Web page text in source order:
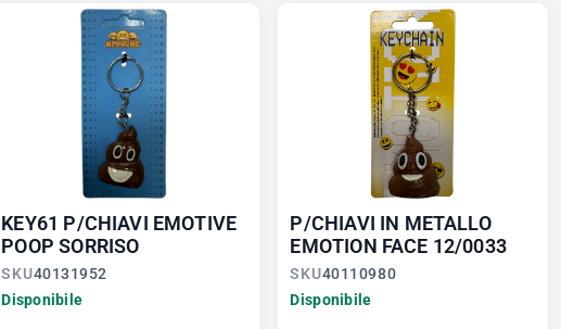
KEY61 P/CHIAVI EMOTIVE
POOP SORRISO
SKU40131952
Disponibile
P/CHIAVI IN METALLO
EMOTION FACE 12/0033
SKU40110980
Disponibile